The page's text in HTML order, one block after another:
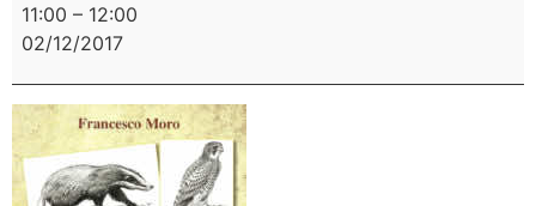
11:00 – 12:00
02/12/2017